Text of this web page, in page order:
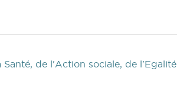
de l'Action sociale, de l'Egalité